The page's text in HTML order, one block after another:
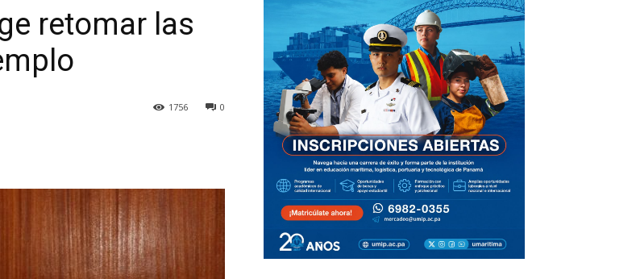
Digital
retomar las
0
1756